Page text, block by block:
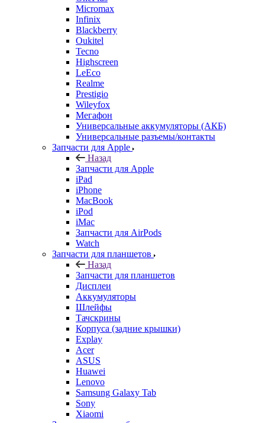
Micromax
Infinix
Blackberry
Oukitel
Tecno
Highscreen
LeEco
Realme
Prestigio
Wileyfox
Мегафон
Универсальные аккумуляторы (АКБ)
Универсальные разъемы/контакты
Запчасти для Apple
Назад
Запчасти для Apple
iPad
iPhone
MacBook
iPod
iMac
Запчасти для AirPods
Watch
Запчасти для планшетов
Назад
Запчасти для планшетов
Дисплеи
Аккумуляторы
Шлейфы
Тачскрины
Корпуса (задние крышки)
Explay
Acer
ASUS
Huawei
Lenovo
Samsung Galaxy Tab
Sony
Xiaomi